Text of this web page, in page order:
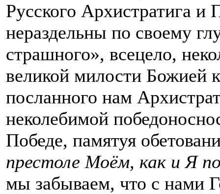
Русского Архистратига и
нераздельны по своему
страшного», всецело,
великой милости Божией
посланного нам
неколебимой
Победе, памятуя
престоле Моём, как и Я
мы забываем, что с нами